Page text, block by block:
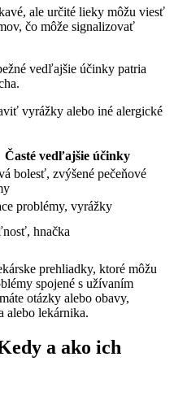
ale určité lieky môžu viesť
čo môže signalizovať
vedľajšie účinky patria
vyrážky alebo iné alergické
Časté vedľajšie účinky
bolesť, zvýšené pečeňové
problémy, vyrážky
hnačka
prehliadky, ktoré môžu
spojené s užívaním
otázky alebo obavy,
alebo lekárnika.
a ako ich